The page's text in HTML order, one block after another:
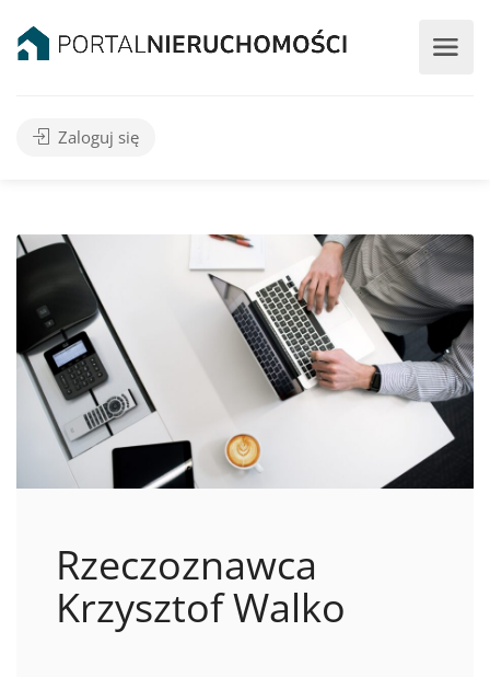
Zaloguj się
Rzeczoznawca
Krzysztof Walko